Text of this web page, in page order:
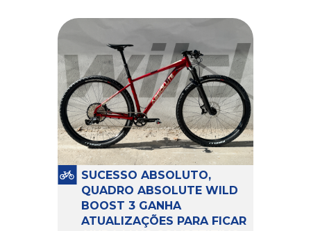
SUCESSO ABSOLUTO,
QUADRO ABSOLUTE WILD
BOOST 3 GANHA
ATUALIZAÇÕES PARA FICAR